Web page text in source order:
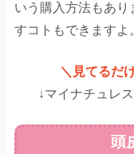
いう購入方法もあ
すコトもできますよ
＼見てるだ
↓マイナチュレ
頭